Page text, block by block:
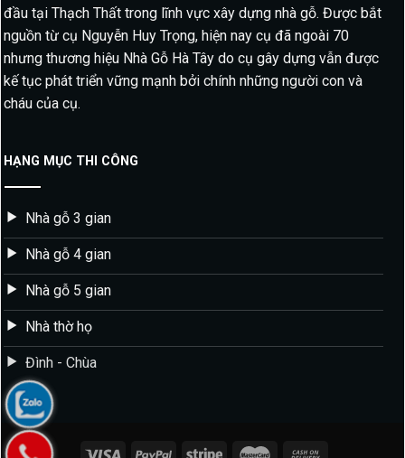
đầu tại Thạch Thất trong lĩnh vực xây dựng nhà gỗ. Được bắt
nguồn từ cụ Nguyễn Huy Trọng, hiện nay cụ đã ngoài 70
nhưng thương hiệu Nhà Gỗ Hà Tây do cụ gây dựng vẫn được
kế tục phát triển vững mạnh bởi chính những người con và
cháu của cụ.
HẠNG MỤC THI CÔNG
Nhà gỗ 3 gian
Nhà gỗ 4 gian
Nhà gỗ 5 gian
Nhà thờ họ
Đình - Chùa